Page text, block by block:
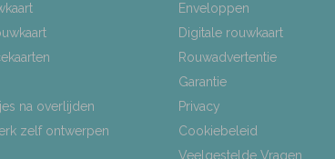
na overlijden
zelf ontwerpen
Enveloppen
Digitale rouwkaart
Rouwadvertentie
Garantie
Privacy
Cookiebeleid
Veelgestelde Vragen